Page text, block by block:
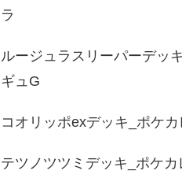
ラ
ルージュラスリーパーデッ
ギュG
コオリッポexデッキ_ポケ
テツノツツミデッキ_ポケカ